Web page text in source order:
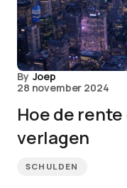
By Joep
28 november 2024
Hoe de
verlagen
SCHULDEN